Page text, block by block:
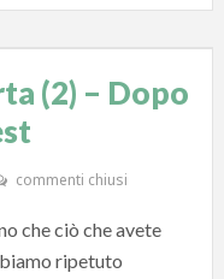
(2) – Dopo
commenti chiusi
che ciò che avete
ripetuto